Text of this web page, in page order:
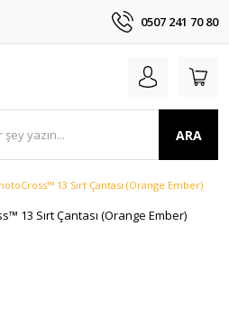
0507 241 70 80
ARA
13 Sırt Çantası (Orange Ember)